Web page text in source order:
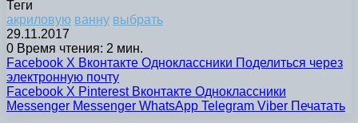
Теги
акриловую ванну выбрать
29.11.2017
0 Время чтения: 2 мин.
Facebook X Вконтакте Одноклассники Поделиться через
электронную почту
Facebook X Pinterest Вконтакте Одноклассники
Messenger Messenger WhatsApp Telegram Viber Печатать